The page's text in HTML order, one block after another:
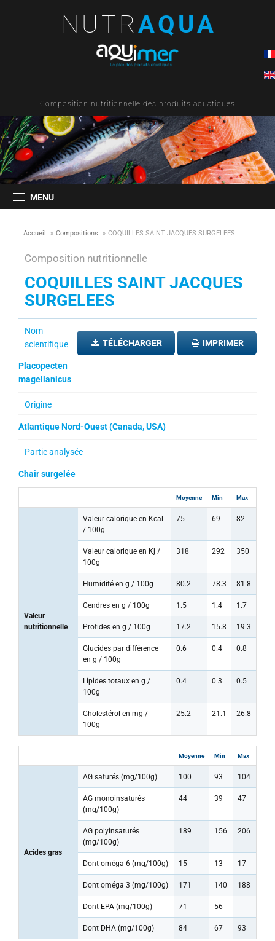
NUTRAQUA
Composition nutritionnelle des produits aquatiques
MENU
Accueil » Compositions » COQUILLES SAINT JACQUES SURGELEES
Composition nutritionnelle
COQUILLES SAINT JACQUES
SURGELEES
TÉLÉCHARGER IMPRIMER
Nom
scientifique
Placopecten
magellanicus
Origine
Atlantique Nord-Ouest (Canada, USA)
Partie analysée
Chair surgelée
Moyenne Min Max
Valeur
nutritionnelle
Valeur calorique en Kcal
/ 100g
75 69 82
Valeur calorique en Kj /
100g
318 292 350
Humidité en g / 100g 80.2 78.3 81.8
Cendres en g / 100g 1.5 1.4 1.7
Protides en g / 100g 17.2 15.8 19.3
Glucides par différence
en g / 100g
0.6 0.4 0.8
Lipides totaux en g /
100g
0.4 0.3 0.5
Cholestérol en mg /
100g
25.2 21.1 26.8
Moyenne Min Max
Acides gras
AG saturés (mg/100g) 100 93 104
AG monoinsaturés
(mg/100g)
44 39 47
AG polyinsaturés
(mg/100g)
189 156 206
Dont oméga 6 (mg/100g) 15 13 17
Dont oméga 3 (mg/100g) 171 140 188
Dont EPA (mg/100g) 71 56 -
Dont DHA (mg/100g) 84 67 93